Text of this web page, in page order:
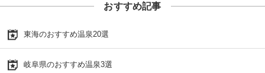
おすすめ記事
東海のおすすめ温泉20選
岐阜県のおすすめ温泉3選